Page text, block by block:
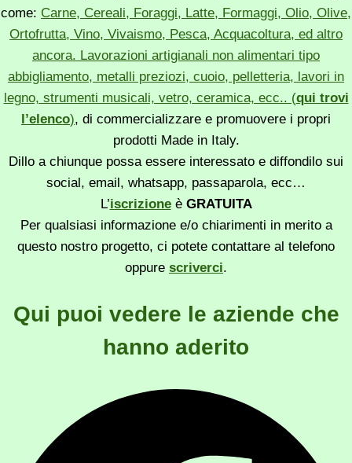
come: Carne, Cereali, Foraggi, Latte, Formaggi, Olio, Olive,
Ortofrutta, Vino, Vivaismo, Pesca, Acquacoltura, ed altro
ancora. Lavorazioni artigianali non alimentari tipo
abbigliamento, metalli preziozi, cuoio, pelletteria, lavori in
legno, strumenti musicali, vetro, ceramica, ecc.. (qui trovi
l’elenco), di commercializzare e promuovere i propri
prodotti Made in Italy.
Dillo a chiunque possa essere interessato e diffondilo sui
social, email, whatsapp, passaparola, ecc…
L’iscrizioneè GRATUITA
Per qualsiasi informazione e/o chiarimenti in merito a
questo nostro progetto, ci potete contattare al telefono
oppure scriverci.
Qui puoi vedere le aziende che
hanno aderito